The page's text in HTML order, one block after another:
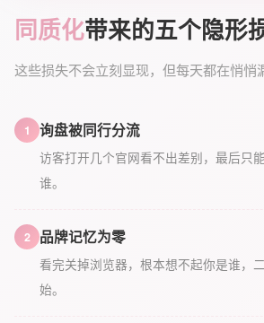
同质化带来的五个隐形
这些损失不会立刻显现，但每天都在悄悄
1 询盘被同行分流
访客打开几个官网看不出差别，最后只
谁。
2 品牌记忆为零
看完关掉浏览器，根本想不起你是谁，
始。